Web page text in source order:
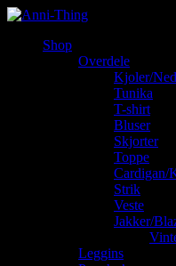
Shop
Overdele
Kjoler/
Tunika
T-shirt
Bluser
Skjorter
Toppe
Cardigan/
Strik
Veste
Jakker/
Leggins